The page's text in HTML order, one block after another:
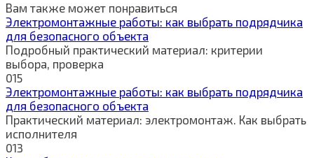
Вам также может понравиться
Электромонтажные работы: как выбрать подрядчика
для безопасного объекта
Подробный практический материал: критерии
выбора, проверка
015
Электромонтажные работы: как выбрать подрядчика
для безопасного объекта
Практический материал: электромонтаж. Как выбрать
исполнителя
013